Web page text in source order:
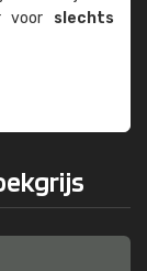
voor slechts